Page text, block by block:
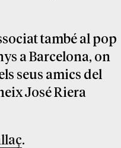
també al pop
a Barcelona, on
seus amics del
José Riera
.